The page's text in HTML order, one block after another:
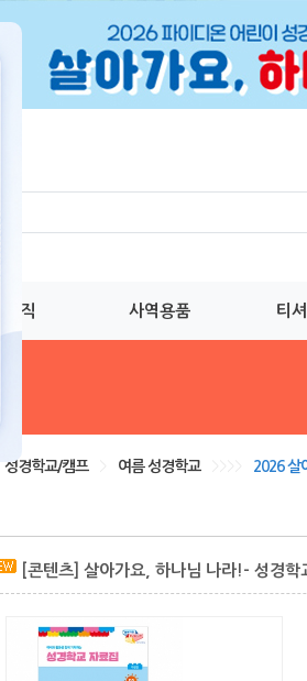
뮤직 사역용품 티
성경학교/캠프 여름 성경학교 2026 살
[콘텐츠] 살아가요, 하나님 나라!- 성경학